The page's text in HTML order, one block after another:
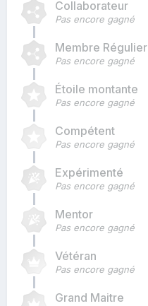
Collaborateur
Pas encore gagné
Membre Régulier
Pas encore gagné
Étoile montante
Pas encore gagné
Compétent
Pas encore gagné
Expérimenté
Pas encore gagné
Mentor
Pas encore gagné
Vétéran
Pas encore gagné
Grand Maitre